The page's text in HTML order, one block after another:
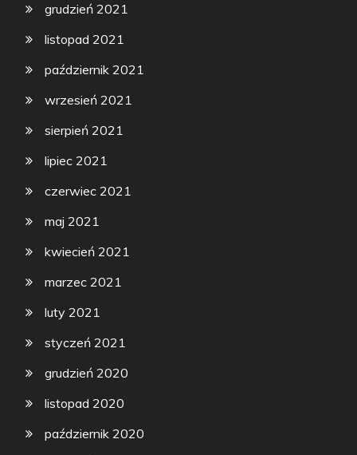
grudzień 2021
listopad 2021
październik 2021
wrzesień 2021
sierpień 2021
lipiec 2021
czerwiec 2021
maj 2021
kwiecień 2021
marzec 2021
luty 2021
styczeń 2021
grudzień 2020
listopad 2020
październik 2020